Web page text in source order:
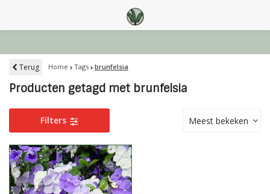
Terug Home Tags brunfelsia
Producten getagd met brunfelsia
Filters Meest bekeken